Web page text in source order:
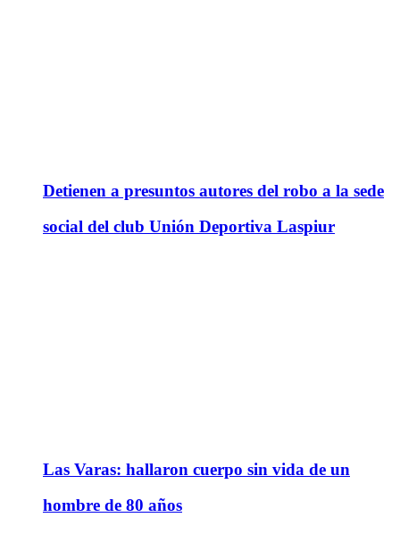
Detienen a presuntos autores del robo a la sede
social del club Unión Deportiva Laspiur
Las Varas: hallaron cuerpo sin vida de un
hombre de 80 años